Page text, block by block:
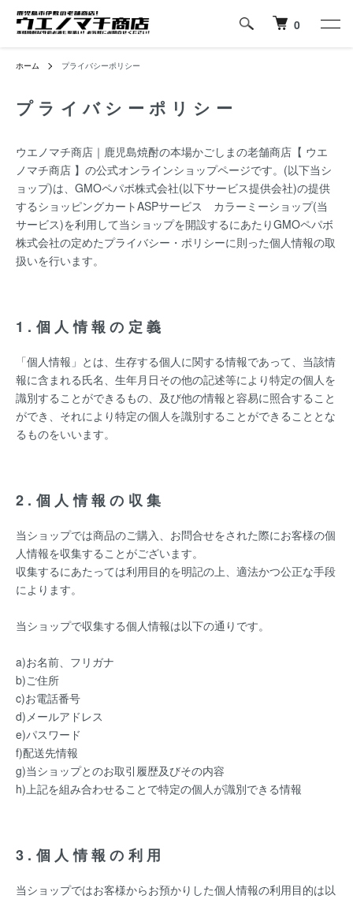
0
ホーム プライバシーポリシー
プライバシーポリシー
ウエノマチ商店｜鹿児島焼酎の本場かごしまの老舗商店【 ウエ
ノマチ商店 】の公式オンラインショップページです。(以下当シ
ョップ)は、 GMOペパボ株式会社(以下サービス提供会社)の提供
するショッピングカートASPサービス カラーミーショップ(当
サービス)を利用して当ショップを開設するにあたりGMOペパボ
株式会社の定めたプライバシー・ポリシーに則った個人情報の取
扱いを行います。
1.個人情報の定義
「個人情報」とは、生存する個人に関する情報であって、当該情
報に含まれる氏名、生年月日その他の記述等により特定の個人を
識別することができるもの、及び他の情報と容易に照合すること
ができ、それにより特定の個人を識別することができることとな
るものをいいます。
2.個人情報の収集
当ショップでは商品のご購入、お問合せをされた際にお客様の個
人情報を収集することがございます。
収集するにあたっては利用目的を明記の上、適法かつ公正な手段
によります。
当ショップで収集する個人情報は以下の通りです。
a)お名前、フリガナ
b)ご住所
c)お電話番号
d)メールアドレス
e)パスワード
f)配送先情報
g)当ショップとのお取引履歴及びその内容
h)上記を組み合わせることで特定の個人が識別できる情報
3.個人情報の利用
当ショップではお客様からお預かりした個人情報の利用目的は以